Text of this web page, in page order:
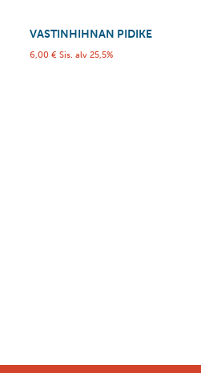
VASTINHIHNAN PIDIKE
6,00 € Sis. alv 25,5%